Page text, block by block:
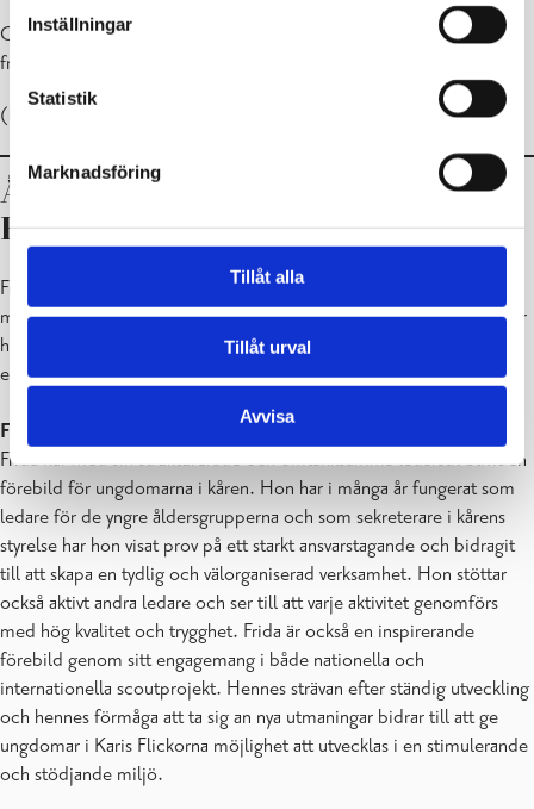
Inställningar
Statistik
Marknadsföring
Tillåt alla
Tillåt urval
Avvisa
Oliver Helander premierades även vid SUL:s idrottsgala som årets
friidrottare i Finland.
(Helander kunde tyvärr inte delta i prisutdelningen.)
Årets ungdomspris – Frida Ray och
Elina Kawecki
Frida Ray och Elina Kawecki är två exceptionellt engagerade och
mångsidiga ledare inom scoutkåren Karis Flickorna, vars insatser har
haft en märkbar och positiv inverkan på ungdomars möjligheter till
ett innehållsrikt liv i Raseborg.
Frida Ray
Frida har med sin strukturerade och omtänksamma ledarstil blivit en
förebild för ungdomarna i kåren. Hon har i många år fungerat som
ledare för de yngre åldersgrupperna och som sekreterare i kårens
styrelse har hon visat prov på ett starkt ansvarstagande och bidragit
till att skapa en tydlig och välorganiserad verksamhet. Hon stöttar
också aktivt andra ledare och ser till att varje aktivitet genomförs
med hög kvalitet och trygghet. Frida är också en inspirerande
förebild genom sitt engagemang i både nationella och
internationella scoutprojekt. Hennes strävan efter ständig utveckling
och hennes förmåga att ta sig an nya utmaningar bidrar till att ge
ungdomar i Karis Flickorna möjlighet att utvecklas i en stimulerande
och stödjande miljö.